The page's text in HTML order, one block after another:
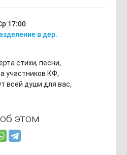
17:00
в дер.
стихи, песни,
участников КФ,
всей души для вас,
этом